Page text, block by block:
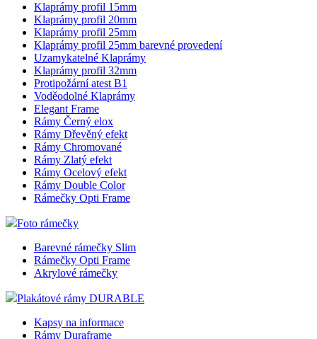
Klaprámy profil 15mm
Klaprámy profil 20mm
Klaprámy profil 25mm
Klaprámy profil 25mm barevné provedení
Uzamykatelné Klaprámy
Klaprámy profil 32mm
Protipožární atest B1
Voděodolné Klaprámy
Elegant Frame
Rámy Černý elox
Rámy Dřevěný efekt
Rámy Chromované
Rámy Zlatý efekt
Rámy Ocelový efekt
Rámy Double Color
Rámečky Opti Frame
Foto rámečky
Barevné rámečky Slim
Rámečky Opti Frame
Akrylové rámečky
Plakátové rámy DURABLE
Kapsy na informace
Rámy Duraframe